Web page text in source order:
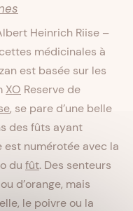
Heinrich Riise –
médicinales à
est basée sur les
XO Reserve de
, se pare d’une belle
des fûts ayant
numérotée avec la
du fût. Des senteurs
d’orange, mais
le poivre ou la